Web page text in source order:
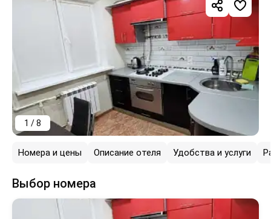
1 / 8
Номера и цены Описание отеля Удобства и услуги
Выбор номера